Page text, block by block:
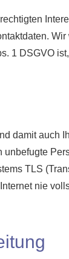
1 DSGVO
damit auch
TLS
nie